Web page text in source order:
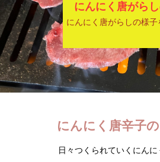
にんにく唐がら
にんにく唐がらしの様
にんにく唐辛子
日々つくられていくにん